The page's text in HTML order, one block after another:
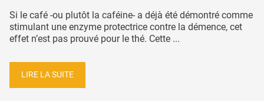
Si le café -ou plutôt la caféine- a déjà été démontré comme
stimulant une enzyme protectrice contre la démence, cet
effet n’est pas prouvé pour le thé. Cette ...
LIRE LA SUITE